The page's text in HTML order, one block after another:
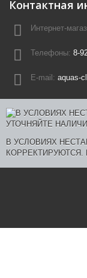
Контактная
Интернет-
Телефоны: 8-
E-mail: aquas-
В УСЛОВИЯХ